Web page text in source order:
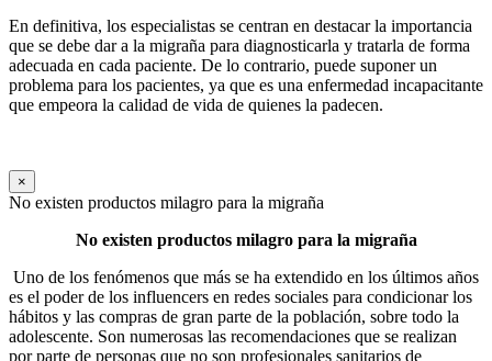
En definitiva, los especialistas se centran en destacar la importancia
que se debe dar a la migraña para diagnosticarla y tratarla de forma
adecuada en cada paciente. De lo contrario, puede suponer un
problema para los pacientes, ya que es una enfermedad incapacitante
que empeora la calidad de vida de quienes la padecen.
×
No existen productos milagro para la migraña
No existen productos milagro para la migraña
Uno de los fenómenos que más se ha extendido en los últimos años
es el poder de los influencers en redes sociales para condicionar los
hábitos y las compras de gran parte de la población, sobre todo la
adolescente. Son numerosas las recomendaciones que se realizan
por parte de personas que no son profesionales sanitarios de